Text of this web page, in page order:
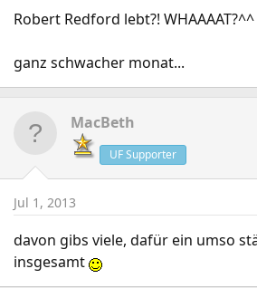
Robert Redford lebt?! WHAAAAT?^^
ganz schwacher monat...
MacBeth
UF Supporter
Jul 1, 2013
davon gibs viele, dafür ein umso
insgesamt